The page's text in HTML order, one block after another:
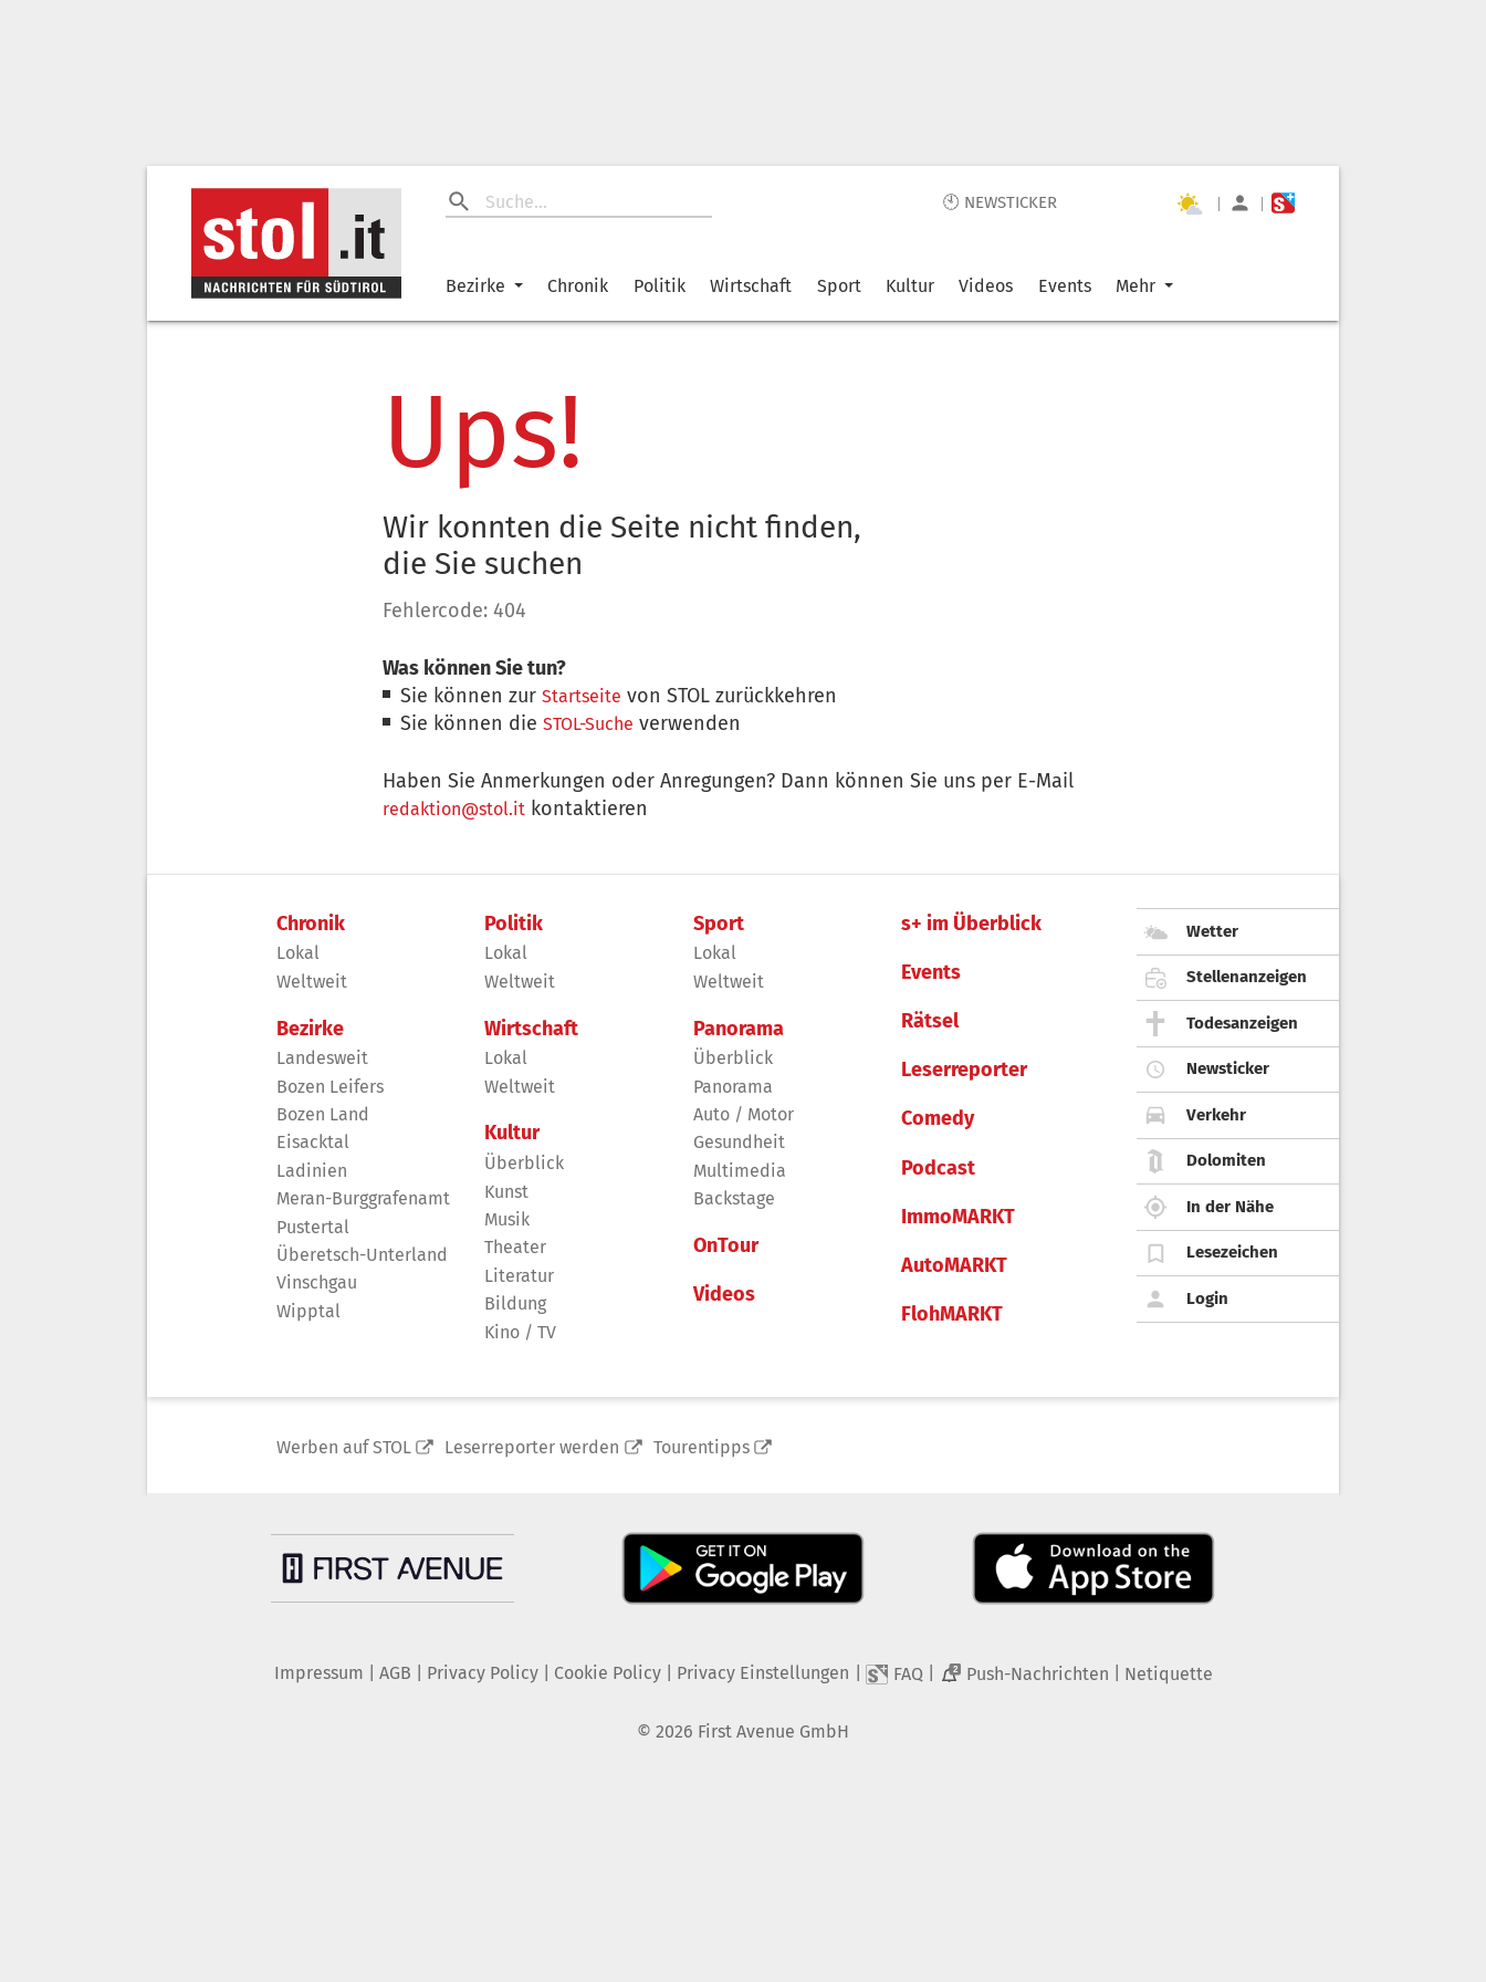
🕙 NEWSTICKER | |
Bezirke Chronik Politik Wirtschaft Sport Kultur Videos Events Mehr
Ups!
Wir konnten die Seite nicht finden,
die Sie suchen
Fehlercode: 404
Was können Sie tun?
Sie können zurStartseite von STOL zurückkehren
Sie können dieSTOL-Suche verwenden
Haben Sie Anmerkungen oder Anregungen? Dann können Sie uns per E-Mail
redaktion@stol.it kontaktieren
Chronik
Lokal
Weltweit
Bezirke
Landesweit
Bozen Leifers
Bozen Land
Eisacktal
Ladinien
Meran-Burggrafenamt
Pustertal
Überetsch-Unterland
Vinschgau
Wipptal
Politik
Lokal
Weltweit
Wirtschaft
Lokal
Weltweit
Kultur
Überblick
Kunst
Musik
Theater
Literatur
Bildung
Kino / TV
Sport
Lokal
Weltweit
Panorama
Überblick
Panorama
Auto / Motor
Gesundheit
Multimedia
Backstage
OnTour
Videos
s+ im Überblick
Events
Rätsel
Leserreporter
Comedy
Podcast
ImmoMARKT
AutoMARKT
FlohMARKT
Wetter
Stellenanzeigen
Todesanzeigen
Newsticker
Verkehr
Dolomiten
In der Nähe
Lesezeichen
Login
Werben auf STOL Leserreporter werden Tourentipps
Impressum AGB Privacy Policy| Cookie Policy| Privacy Einstellungen FAQ 2 Push-Nachrichten Netiquette
© 2026 First Avenue GmbH